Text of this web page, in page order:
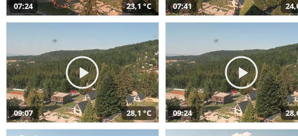
07:24 23,1 °C 07:41
09:07 28,1 °C 09:24